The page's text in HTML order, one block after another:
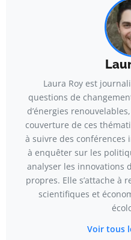
Laura Roy est
questions de
d’énergies
couverture de ces
à suivre des
à enquêter sur les
analyser les innovations
propres. Elle s’attache à
scientifiques et
Voir tous